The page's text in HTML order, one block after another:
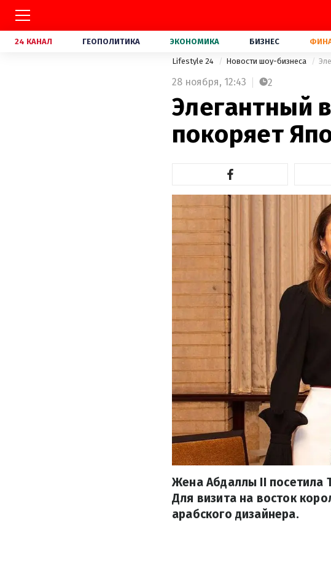
24 КАНАЛ ГЕОПОЛИТИКА ЭКОНОМИКА БИЗНЕС
Lifestyle 24 Новости шоу-бизнеса
28 ноября, 12:43 2
Элегантный
покоряет
Жена Абдаллы II посетила
Для визита на восток
арабского дизайнера.